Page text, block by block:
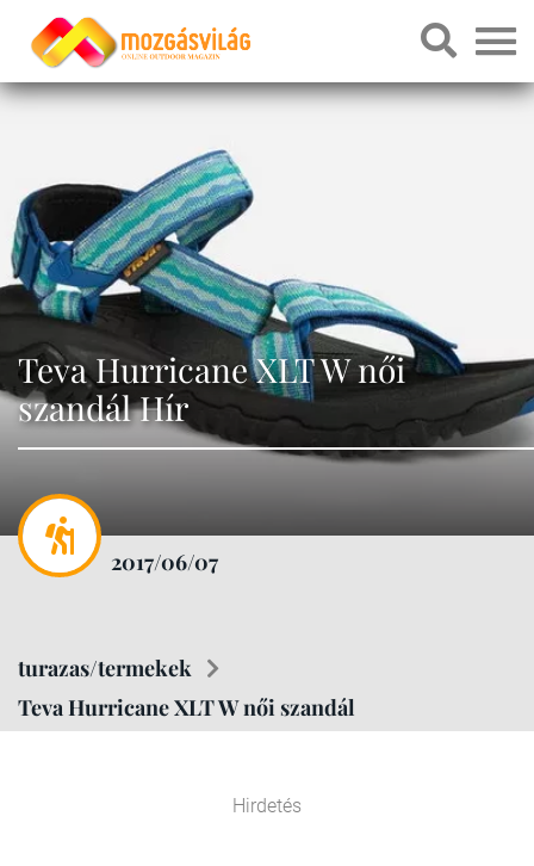
Teva Hurricane XLT W női
szandál Hír
2017/06/07
turazas/termekek
Teva Hurricane XLT W női szandál
Hirdetés